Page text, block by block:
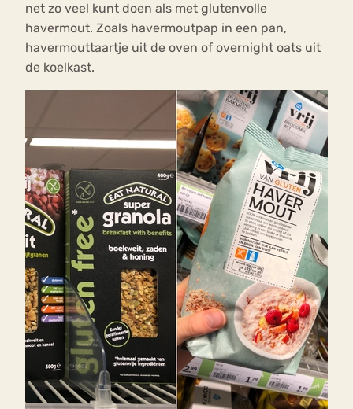
net zo veel kunt doen als met glutenvolle
havermout. Zoals havermoutpap in een pan,
havermouttaartje uit de oven of overnight oats uit
de koelkast.